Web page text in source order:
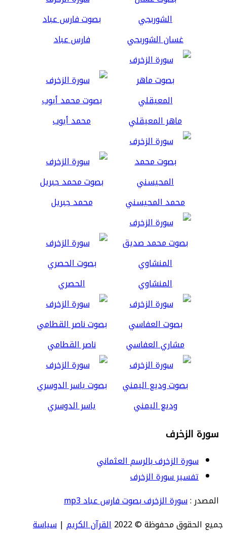
غسان الشوربجي فارس عباد
ماهر المعيقلي محمد أيوب
محمد المحيسني محمد جبريل
المنشاوي الحصري
مشاري العفاسي ناصر القطامي
وديع اليمني ياسر الدوسري
سورة الزخرف
سورة الزخرف بالرسم العثماني
تفسير سورة الزخرف
المصدر :سورة الزخرف بصوت فارس عباد mp3
جميع الحقوق محفوظة © 2022
القرآن الكريم | سياسة